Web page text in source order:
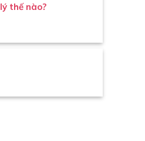
lý thế nào?